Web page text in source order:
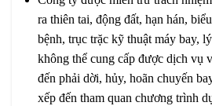
ra thiên tai, động đất, hạn hán,
bệnh, trục trặc kỹ thuật máy bay,
không thể cung cấp được dịch vụ
đến phải dời, hủy, hoãn chuyến
xếp đến tham quan chương trình